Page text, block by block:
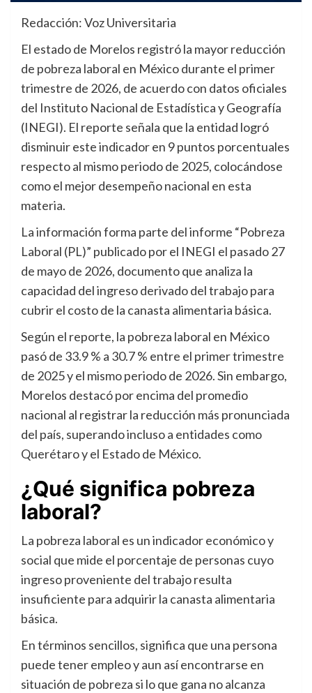
Redacción: Voz Universitaria
El estado de Morelos registró la mayor reducción
de pobreza laboral en México durante el primer
trimestre de 2026, de acuerdo con datos oficiales
del Instituto Nacional de Estadística y Geografía
(INEGI). El reporte señala que la entidad logró
disminuir este indicador en 9 puntos porcentuales
respecto al mismo periodo de 2025, colocándose
como el mejor desempeño nacional en esta
materia.
La información forma parte del informe “Pobreza
Laboral (PL)” publicado por el INEGI el pasado 27
de mayo de 2026, documento que analiza la
capacidad del ingreso derivado del trabajo para
cubrir el costo de la canasta alimentaria básica.
Según el reporte, la pobreza laboral en México
pasó de 33.9 % a 30.7 % entre el primer trimestre
de 2025 y el mismo periodo de 2026. Sin embargo,
Morelos destacó por encima del promedio
nacional al registrar la reducción más pronunciada
del país, superando incluso a entidades como
Querétaro y el Estado de México.
¿Qué significa pobreza
laboral?
La pobreza laboral es un indicador económico y
social que mide el porcentaje de personas cuyo
ingreso proveniente del trabajo resulta
insuficiente para adquirir la canasta alimentaria
básica.
En términos sencillos, significa que una persona
puede tener empleo y aun así encontrarse en
situación de pobreza si lo que gana no alcanza